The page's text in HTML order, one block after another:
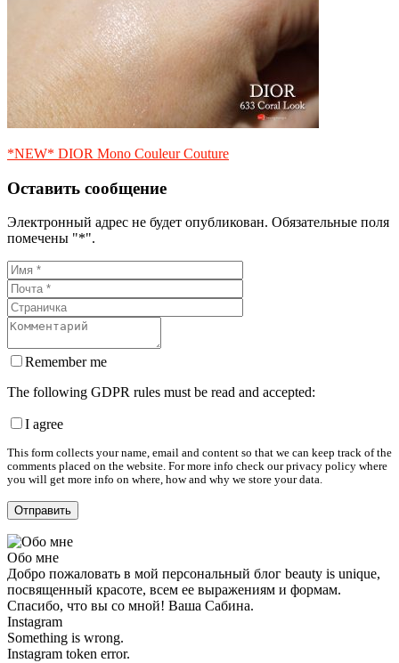
*NEW* DIOR Mono Couleur Couture
Оставить сообщение
Электронный адрес не будет опубликован. Обязательные поля
помечены "*".
Remember me
The following GDPR rules must be read and accepted:
I agree
This form collects your name, email and content so that we can keep track of the
comments placed on the website. For more info check our privacy policy where
you will get more info on where, how and why we store your data.
Обо мне
Добро пожаловать в мой персональный блог beauty is unique,
посвященный красоте, всем ее выражениям и формам.
Спасибо, что вы со мной! Ваша Сабина.
Instagram
Something is wrong.
Instagram token error.